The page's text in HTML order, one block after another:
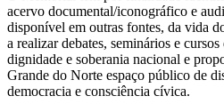
acervo documental/iconográfico e
disponível em outras fontes, da vida
a realizar debates, seminários e
dignidade e soberania nacional e
Grande do Norte espaço público de
democracia e consciência cívica.